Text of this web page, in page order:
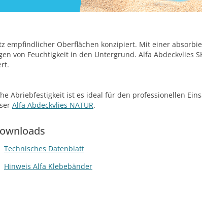
empfindlicher Oberflächen konzipiert. Mit einer
von Feuchtigkeit in den Untergrund. Alfa Abdeckvlies
Abriebfestigkeit ist es ideal für den professionellen
Alfa Abdeckvlies NATUR.
Technisches Datenblatt
Hinweis Alfa Klebebänder